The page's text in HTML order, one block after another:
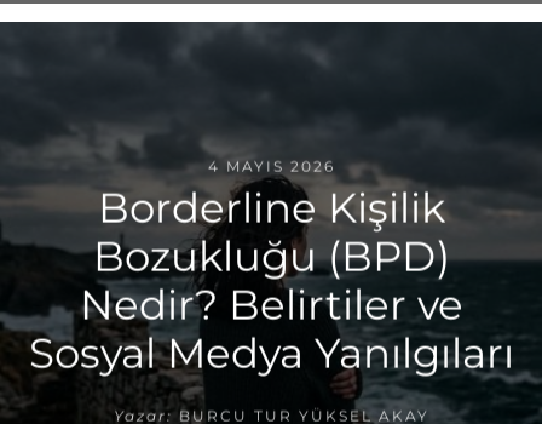
4 MAYIS 2026
Borderline Kişilik
Bozukluğu (BPD)
Nedir? Belirtiler ve
Sosyal Medya Yanılgıları
Yazar: BURCU TUR YÜKSEL AKAY